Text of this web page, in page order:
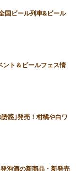
国ビール列車&ビール
ント＆ビールフェス情
惑｣発売！柑橘や白ワ
泡酒の新商品・新発売